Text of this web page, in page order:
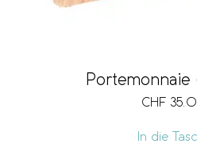
CHF
In die